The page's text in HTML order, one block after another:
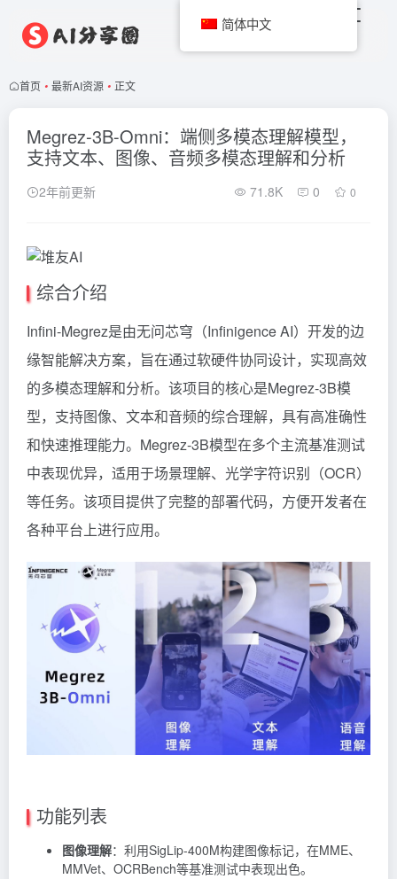
首页 • 最新AI资源 • 正文
Megrez-3B-Omni：端侧多模态理解模型，
支持文本、图像、音频多模态理解和分析
2年前更新 71.8K 0 0
综合介绍
Infini-Megrez是由无问芯穹（Infinigence AI）开发的边
缘智能解决方案，旨在通过软硬件协同设计，实现高效
的多模态理解和分析。该项目的核心是Megrez-3B模
型，支持图像、文本和音频的综合理解，具有高准确性
和快速推理能力。Megrez-3B模型在多个主流基准测试
中表现优异，适用于场景理解、光学字符识别（OCR）
等任务。该项目提供了完整的部署代码，方便开发者在
各种平台上进行应用。
功能列表
图像理解：利用SigLip-400M构建图像标记，在MME、
MMVet、OCRBench等基准测试中表现出色。
简体中文